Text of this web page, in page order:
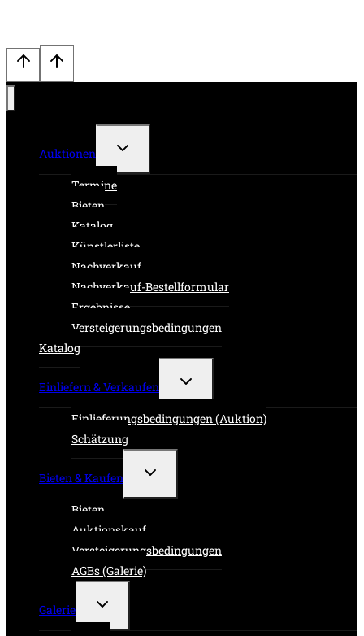
Auktionen
Untermenü
Termine
Bieten
Katalog
Künstlerliste
Nachverkauf
Nachverkauf-Bestellformular
Ergebnisse
Versteigerungsbedingungen
Katalog
Einliefern & Verkaufen
Untermenü
Einlieferungsbedingungen (Auktion)
Schätzung
Bieten & Kaufen
Untermenü
Bieten
Auktionskauf
Versteigerungsbedingungen
AGBs (Galerie)
Galerie
Untermenü